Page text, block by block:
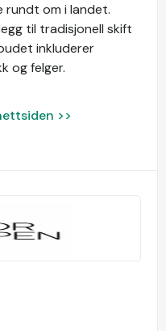
rundt om i landet.
til tradisjonell skift
inkluderer
og felger.
>>